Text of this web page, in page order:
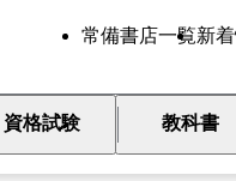
常備書店一覧新
資格試験 教科書
basic